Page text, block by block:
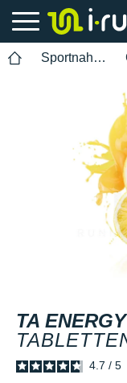
Sportnahrung
TA ENERGY
4.7 / 5